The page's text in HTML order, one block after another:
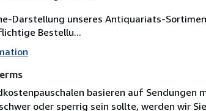
Darstellung unseres Antiquariats-
Bestellu...
basieren auf
oder sperrig sein sollte, werden wir